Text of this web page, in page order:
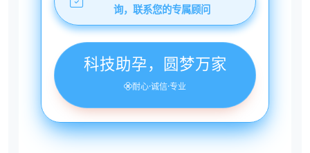
询，联系您的专属顾问
科技助孕，圆梦万家
耐心·诚信·专业